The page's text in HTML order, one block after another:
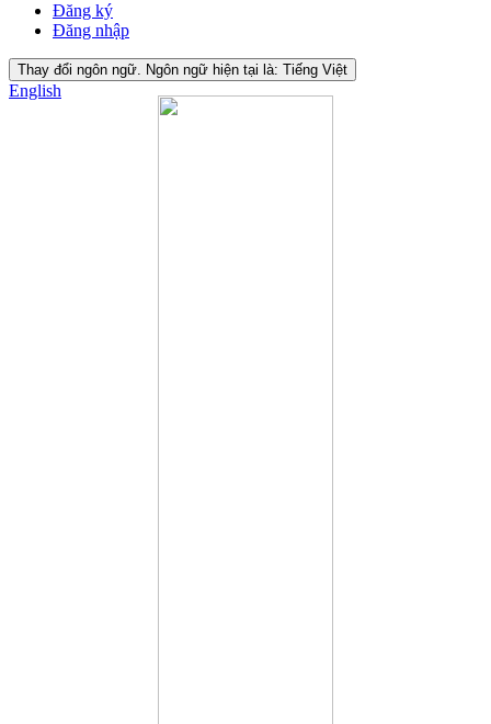
Đăng ký
Đăng nhập
Thay đổi ngôn ngữ. Ngôn ngữ hiện tại là: Tiếng Việt
English